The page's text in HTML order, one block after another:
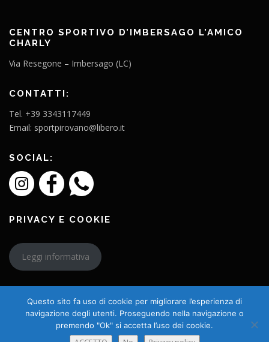
CENTRO SPORTIVO D’IMBERSAGO L’AMICO
CHARLY
Via Resegone – Imbersago (LC)
CONTATTI:
Tel. +39 3343117449
Email: sportpirovano@libero.it
SOCIAL:
PRIVACY E COOKIE
Leggi informativa
Copyright © 2026 L'Amico Charly
Questo sito fa uso di cookie per migliorare l’esperienza di
navigazione degli utenti. Proseguendo nella navigazione o
premendo "Ok" si accetta l’uso dei cookie.